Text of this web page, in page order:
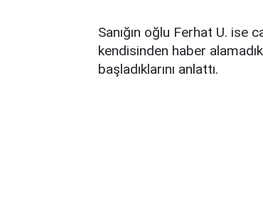
Sanığın oğlu Ferhat U. ise
kendisinden haber
başladıklarını anlattı.